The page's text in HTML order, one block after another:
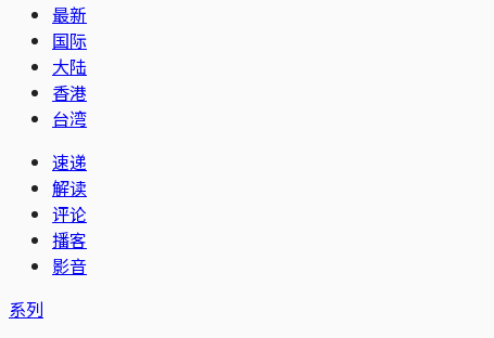
最新
国际
大陆
香港
台湾
速递
解读
评论
播客
影音
系列